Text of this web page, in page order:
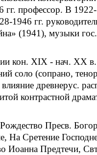
гг. профессор. В
1946 гг.
(1941), музыки
кон. XIX - нач. XX
соло (сопрано,
древнерус.
контрастной
Пресв.
На Сретение
Иоанна Предтечи,